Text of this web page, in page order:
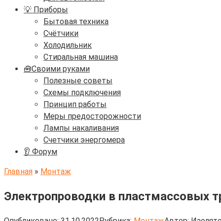
💡 Приборы
Бытовая техника
Счётчики
Холодильник
Стиральная машина
🧰Своими руками
Полезные советы
Схемы подключения
Принцип работы
Меры предосторожности
Лампы накаливания
Счетчики энергомера
👂 Форум
Главная » Монтаж
Электропроводки в пластмассовых